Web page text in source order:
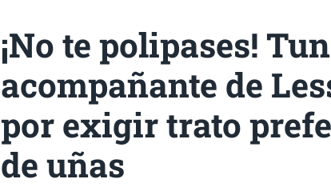
¡No te polipases!
acompañante de
por exigir trato
de uñas